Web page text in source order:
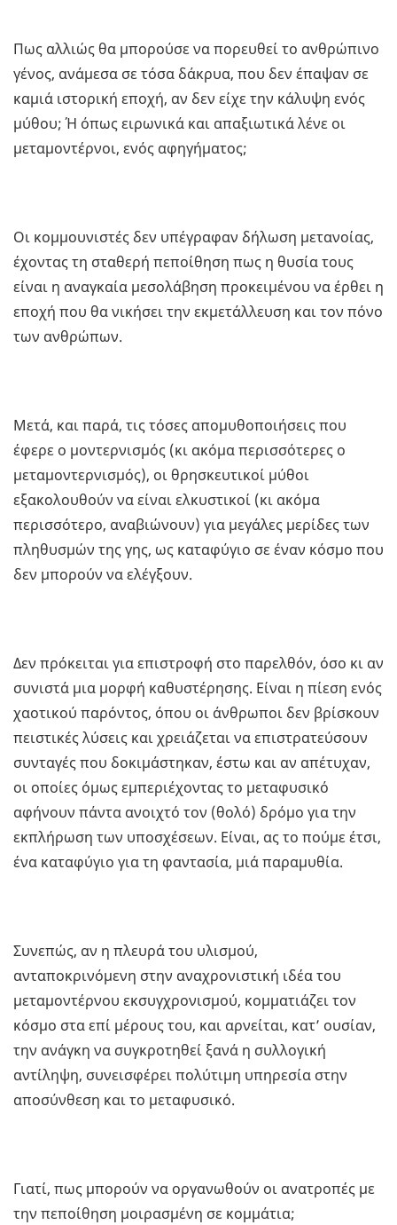
Πως αλλιώς θα μπορούσε να πορευθεί το ανθρώπινο
γένος, ανάμεσα σε τόσα δάκρυα, που δεν έπαψαν σε
καμιά ιστορική εποχή, αν δεν είχε την κάλυψη ενός
μύθου; Ή όπως ειρωνικά και απαξιωτικά λένε οι
μεταμοντέρνοι, ενός αφηγήματος;
Οι κομμουνιστές δεν υπέγραφαν δήλωση μετανοίας,
έχοντας τη σταθερή πεποίθηση πως η θυσία τους
είναι η αναγκαία μεσολάβηση προκειμένου να έρθει η
εποχή που θα νικήσει την εκμετάλλευση και τον πόνο
των ανθρώπων.
Μετά, και παρά, τις τόσες απομυθοποιήσεις που
έφερε ο μοντερνισμός (κι ακόμα περισσότερες ο
μεταμοντερνισμός), οι θρησκευτικοί μύθοι
εξακολουθούν να είναι ελκυστικοί (κι ακόμα
περισσότερο, αναβιώνουν) για μεγάλες μερίδες των
πληθυσμών της γης, ως καταφύγιο σε έναν κόσμο που
δεν μπορούν να ελέγξουν.
Δεν πρόκειται για επιστροφή στο παρελθόν, όσο κι αν
συνιστά μια μορφή καθυστέρησης. Είναι η πίεση ενός
χαοτικού παρόντος, όπου οι άνθρωποι δεν βρίσκουν
πειστικές λύσεις και χρειάζεται να επιστρατεύσουν
συνταγές που δοκιμάστηκαν, έστω και αν απέτυχαν,
οι οποίες όμως εμπεριέχοντας το μεταφυσικό
αφήνουν πάντα ανοιχτό τον (θολό) δρόμο για την
εκπλήρωση των υποσχέσεων. Είναι, ας το πούμε έτσι,
ένα καταφύγιο για τη φαντασία, μιά παραμυθία.
Συνεπώς, αν η πλευρά του υλισμού,
ανταποκρινόμενη στην αναχρονιστική ιδέα του
μεταμοντέρνου εκσυγχρονισμού, κομματιάζει τον
κόσμο στα επί μέρους του, και αρνείται, κατ’ ουσίαν,
την ανάγκη να συγκροτηθεί ξανά η συλλογική
αντίληψη, συνεισφέρει πολύτιμη υπηρεσία στην
αποσύνθεση και το μεταφυσικό.
Γιατί, πως μπορούν να οργανωθούν οι ανατροπές με
την πεποίθηση μοιρασμένη σε κομμάτια;